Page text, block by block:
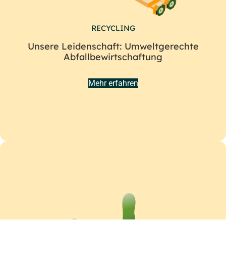
RECYCLING
Unsere Leidenschaft: Umweltgerechte
Abfallbewirtschaftung
Mehr erfahren